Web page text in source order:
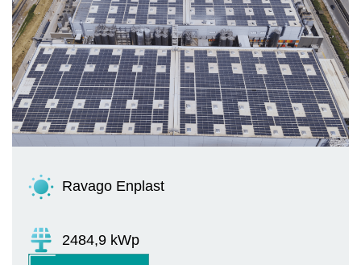
Ravago Enplast
2484,9 kWp